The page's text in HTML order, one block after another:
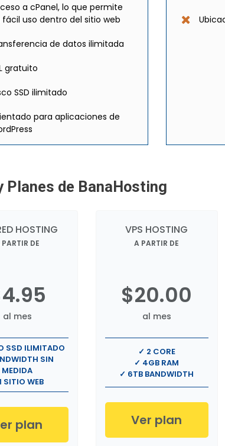
a cPanel, lo que permite
fácil uso dentro del sitio web
de datos ilimitada
gratuito
SSD ilimitado
para aplicaciones de
Planes de BanaHosting
HOSTING
DE
al mes
SSD ILIMITADO
SIN
MEDIDA
SITIO WEB
plan
VPS HOSTING
A PARTIR DE
$20.00
al mes
✓ 2 CORE
✓ 4GB RAM
✓ 6TB BANDWIDTH
Ver plan